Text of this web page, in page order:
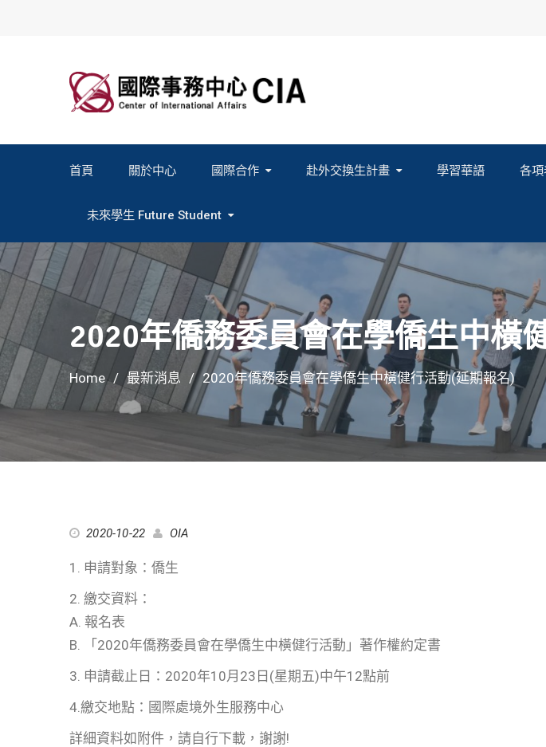
首頁 關於中心 國際合作 赴外交換生計畫 學習華語 各
未來學生 Future Student
2020年僑務委員會在學僑生中橫
Home 最新消息 2020年僑務委員會在學僑生中橫健行活動(延期報名)
2020-10-22 OIA
1. 申請對象：僑生
2. 繳交資料：
A. 報名表
B. 「2020年僑務委員會在學僑生中橫健行活動」著作權約定書
3. 申請截止日：2020年10月23日(星期五)中午12點前
4.繳交地點：國際處境外生服務中心
詳細資料如附件，請自行下載，謝謝!